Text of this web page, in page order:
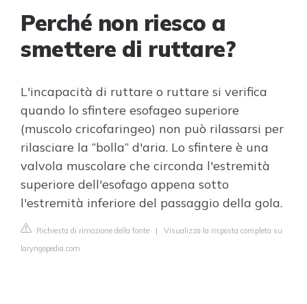
Perché non riesco a
smettere di ruttare?
L'incapacità di ruttare o ruttare si verifica
quando lo sfintere esofageo superiore
(muscolo cricofaringeo) non può rilassarsi per
rilasciare la “bolla” d'aria. Lo sfintere è una
valvola muscolare che circonda l'estremità
superiore dell'esofago appena sotto
l'estremità inferiore del passaggio della gola.
Richiesta di rimozione della fonte | Visualizza la risposta completa su
laryngopedia.com